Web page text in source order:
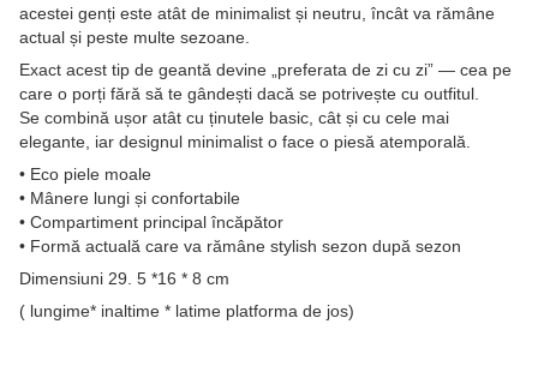
acestei genți este atât de minimalist și neutru, încât va rămâne
actual și peste multe sezoane.
Exact acest tip de geantă devine „preferata de zi cu zi” — cea pe
care o porți fără să te gândești dacă se potrivește cu outfitul.
Se combină ușor atât cu ținutele basic, cât și cu cele mai
elegante, iar designul minimalist o face o piesă atemporală.
• Eco piele moale
• Mânere lungi și confortabile
• Compartiment principal încăpător
• Formă actuală care va rămâne stylish sezon după sezon
Dimensiuni 29. 5 *16 * 8 cm
( lungime* inaltime * latime platforma de jos)